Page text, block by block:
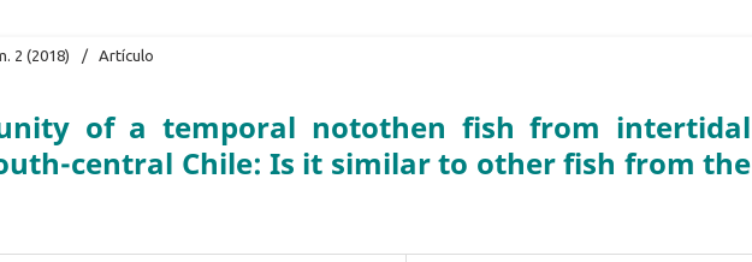
2 (2018) / Artículo
of a temporal notothen fish from intertidal
central Chile: Is it similar to other fish from the